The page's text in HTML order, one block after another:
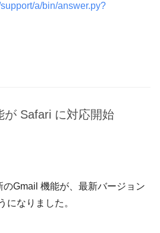
a/bin/answer.py?
が Safari に対応開始
のGmail 機能が、最新バージョン
になりました。